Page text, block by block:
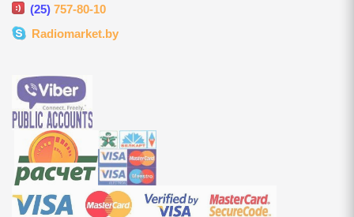
для упаковки
ДЛЯ
ОБРАБОТКИ
(25) 757-80-10
Radiomarket.by